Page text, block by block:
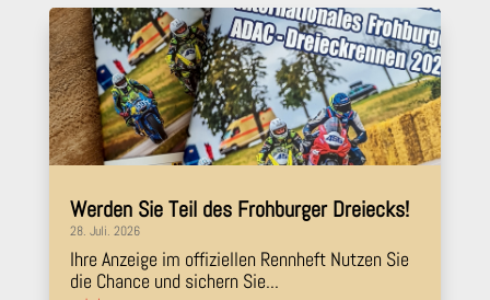
Werden Sie Teil des Frohburger Dreiecks!
28. Juli. 2026
Ihre Anzeige im offiziellen Rennheft Nutzen Sie
die Chance und sichern Sie...